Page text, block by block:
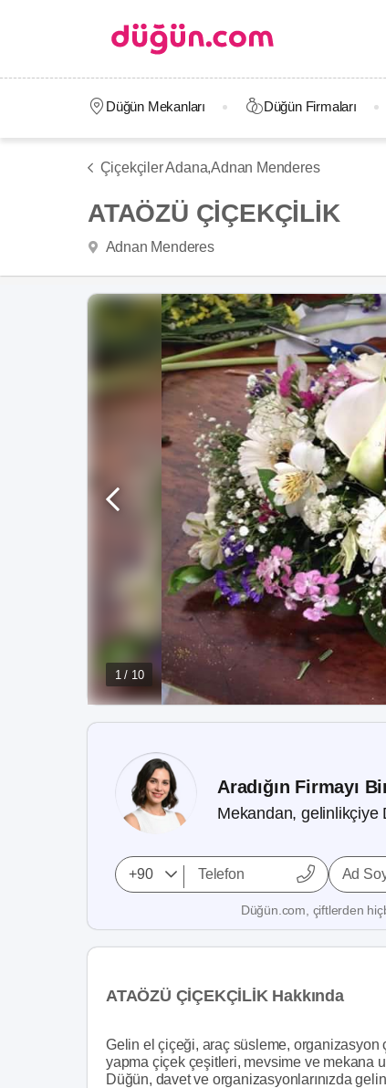
Düğün Mekanları Düğün Firmaları
Çiçekçiler Adana,Adnan Menderes
ATAÖZÜ ÇİÇEKÇİLİK
Adnan Menderes
1 / 10
Aradığın Firmayı
Mekandan, gelinlikçiye
Ad
Düğün.com, çiftlerden
ATAÖZÜ ÇİÇEKÇİLİK Hakkında
Gelin el çiçeği, araç süsleme,
yapma çiçek çeşitleri, mevsime ve mekana
Düğün, davet ve organizasyonlarınızda